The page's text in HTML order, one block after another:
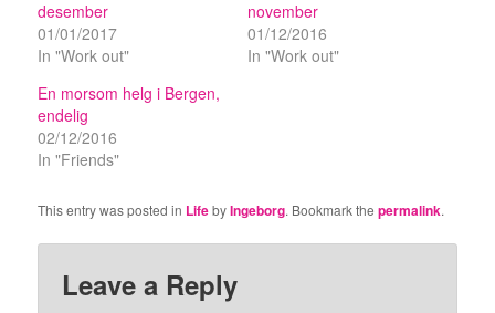
desember
01/01/2017
In "Work out"
november
01/12/2016
In "Work out"
En morsom helg i Bergen,
endelig
02/12/2016
In "Friends"
This entry was posted in LifebyIngeborg. Bookmark thepermalink.
Leave a Reply